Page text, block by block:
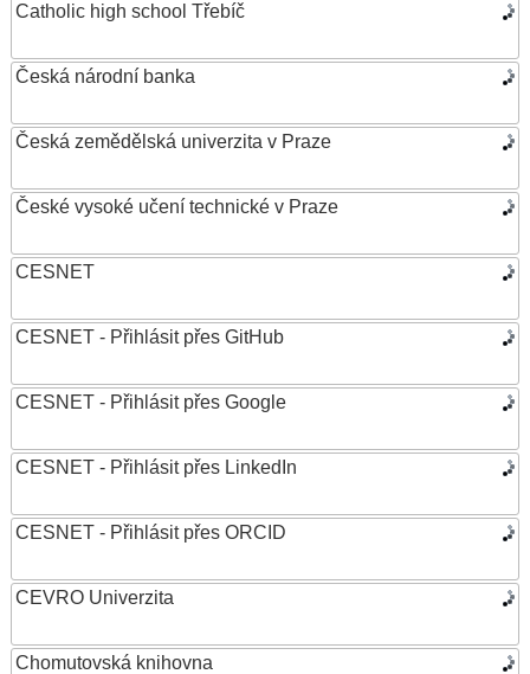
Catholic high school Třebíč
Česká národní banka
Česká zemědělská univerzita v Praze
České vysoké učení technické v Praze
CESNET
CESNET - Přihlásit přes GitHub
CESNET - Přihlásit přes Google
CESNET - Přihlásit přes LinkedIn
CESNET - Přihlásit přes ORCID
CEVRO Univerzita
Chomutovská knihovna